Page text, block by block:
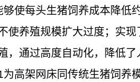
使每头生猪饲养成本降
使养殖规模扩大过度；实
，通过高度自动化，降低
高架网床同传统生猪饲